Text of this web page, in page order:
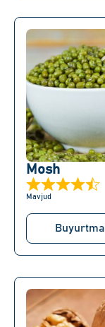
Mosh
Mavjud
Buyurtma